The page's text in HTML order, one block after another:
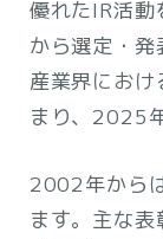
優れたIR活
から選定・発
産業界にお
まり、2025
2002年から
ます。主な